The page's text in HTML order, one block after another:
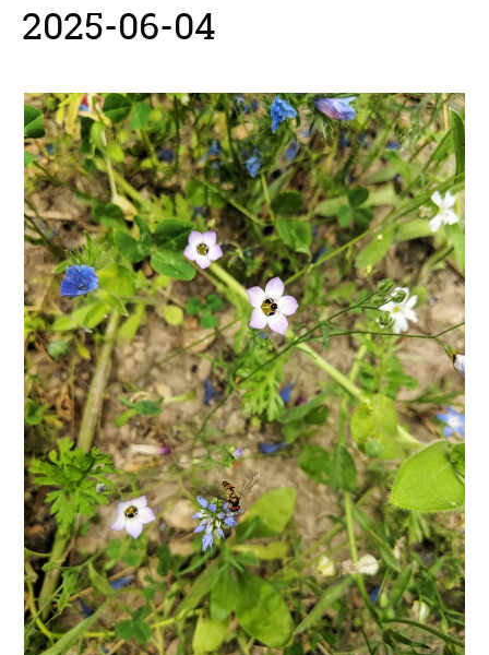
2025-06-04